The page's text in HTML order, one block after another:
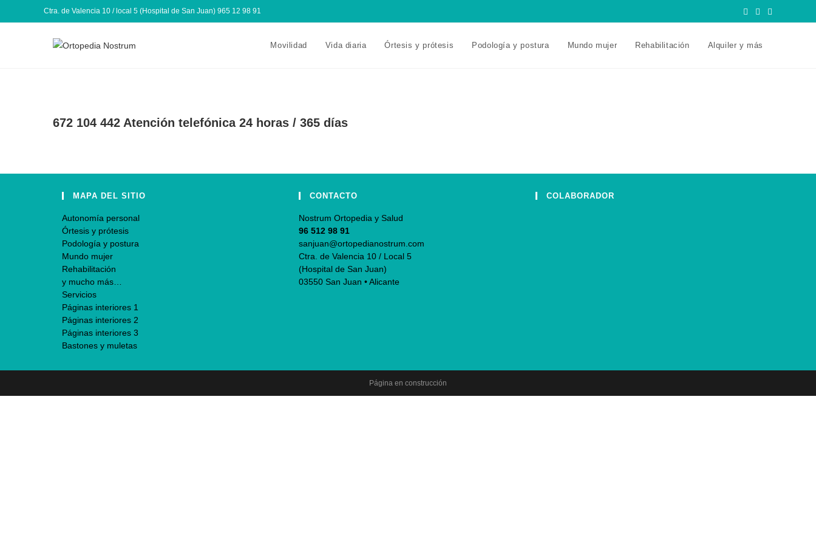
Ctra. de Valencia 10 / local 5 (Hospital de San Juan) 965 12 98 91
Movilidad Vida diaria Órtesis y prótesis Podología y postura Mundo mujer Rehabilitación Alquiler y más
672 104 442 Atención telefónica 24 horas / 365 días
MAPA DEL SITIO
Autonomía personal
Órtesis y prótesis
Podología y postura
Mundo mujer
Rehabilitación
y mucho más…
Servicios
Páginas interiores 1
Páginas interiores 2
Páginas interiores 3
Bastones y muletas
CONTACTO
Nostrum Ortopedia y Salud
96 512 98 91
sanjuan@ortopedianostrum.com
Ctra. de Valencia 10 / Local 5
(Hospital de San Juan)
03550 San Juan • Alicante
COLABORADOR
Página en construcción